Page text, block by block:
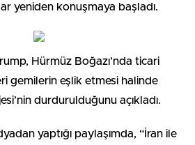
yeniden konuşmaya başladı.
Hürmüz Boğazı’nda ticari
gemilerin eşlik etmesi halinde
durdurulduğunu açıkladı.
yaptığı paylaşımda, “İran ile